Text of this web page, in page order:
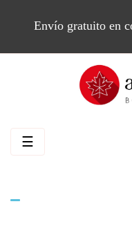
Envío gratuito en
Navegación
☰